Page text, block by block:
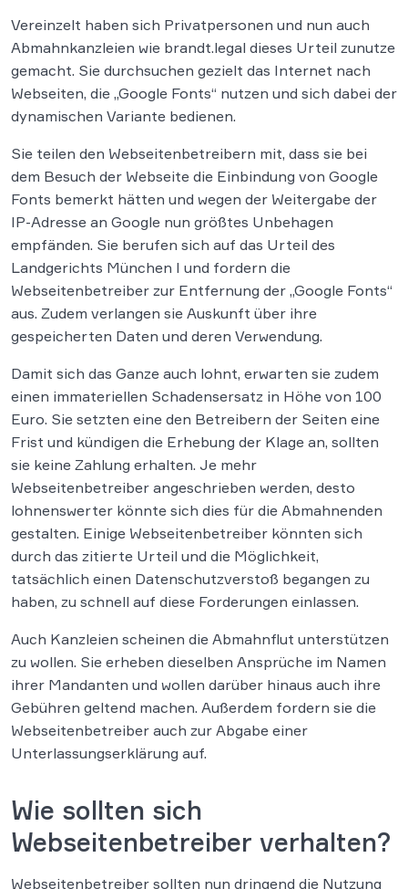
Vereinzelt haben sich Privatpersonen und nun auch
Abmahnkanzleien wie brandt.legal dieses Urteil zunutze
gemacht. Sie durchsuchen gezielt das Internet nach
Webseiten, die „Google Fonts“ nutzen und sich dabei der
dynamischen Variante bedienen.
Sie teilen den Webseitenbetreibern mit, dass sie bei
dem Besuch der Webseite die Einbindung von Google
Fonts bemerkt hätten und wegen der Weitergabe der
IP-Adresse an Google nun größtes Unbehagen
empfänden. Sie berufen sich auf das Urteil des
Landgerichts München I und fordern die
Webseitenbetreiber zur Entfernung der „Google Fonts“
aus. Zudem verlangen sie Auskunft über ihre
gespeicherten Daten und deren Verwendung.
Damit sich das Ganze auch lohnt, erwarten sie zudem
einen immateriellen Schadensersatz in Höhe von 100
Euro. Sie setzten eine den Betreibern der Seiten eine
Frist und kündigen die Erhebung der Klage an, sollten
sie keine Zahlung erhalten. Je mehr
Webseitenbetreiber angeschrieben werden, desto
lohnenswerter könnte sich dies für die Abmahnenden
gestalten. Einige Webseitenbetreiber könnten sich
durch das zitierte Urteil und die Möglichkeit,
tatsächlich einen Datenschutzverstoß begangen zu
haben, zu schnell auf diese Forderungen einlassen.
Auch Kanzleien scheinen die Abmahnflut unterstützen
zu wollen. Sie erheben dieselben Ansprüche im Namen
ihrer Mandanten und wollen darüber hinaus auch ihre
Gebühren geltend machen. Außerdem fordern sie die
Webseitenbetreiber auch zur Abgabe einer
Unterlassungserklärung auf.
Wie sollten sich
Webseitenbetreiber verhalten?
Webseitenbetreiber sollten nun dringend die Nutzung